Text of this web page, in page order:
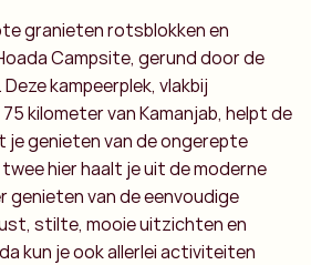
granieten rotsblokken en
Campsite, gerund door de
kampeerplek, vlakbij
kilometer van Kamanjab, helpt de
je genieten van de ongerepte
hier haalt je uit de moderne
genieten van de eenvoudige
stilte, mooie uitzichten en
kun je ook allerlei activiteiten